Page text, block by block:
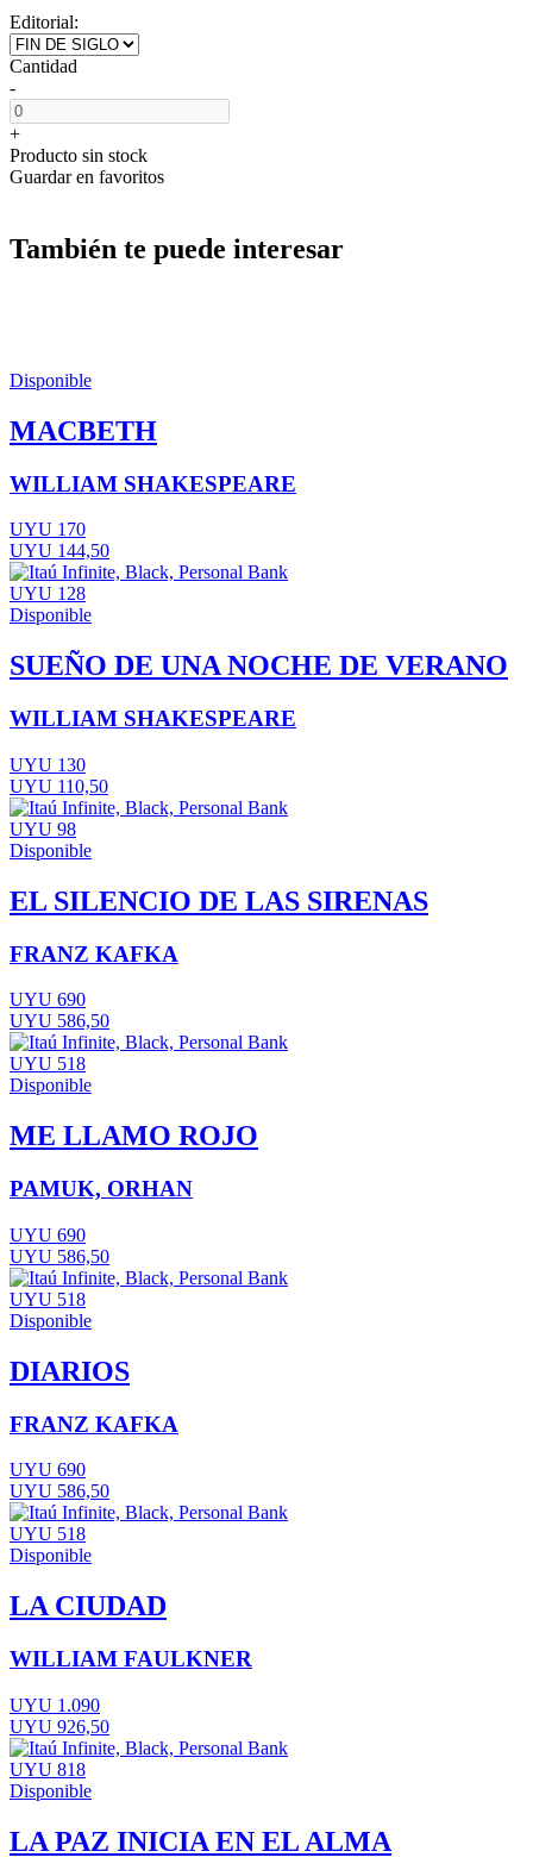
Editorial:
Cantidad
-
+
Producto sin stock
Guardar en favoritos
También te puede interesar
Disponible
MACBETH
WILLIAM SHAKESPEARE
UYU 170
UYU 144,50
UYU 128
Disponible
SUEÑO DE UNA NOCHE DE VERANO
WILLIAM SHAKESPEARE
UYU 130
UYU 110,50
UYU 98
Disponible
EL SILENCIO DE LAS SIRENAS
FRANZ KAFKA
UYU 690
UYU 586,50
UYU 518
Disponible
ME LLAMO ROJO
PAMUK, ORHAN
UYU 690
UYU 586,50
UYU 518
Disponible
DIARIOS
FRANZ KAFKA
UYU 690
UYU 586,50
UYU 518
Disponible
LA CIUDAD
WILLIAM FAULKNER
UYU 1.090
UYU 926,50
UYU 818
Disponible
LA PAZ INICIA EN EL ALMA